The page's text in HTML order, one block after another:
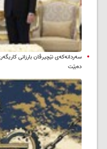
سه‌ردانه‌کەی نێچیرڤان بارزانی
ده‌بێت